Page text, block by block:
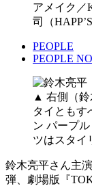
アメイク／
司（
PEOPLE
PEOPLE
▲ 右側（鈴
タイともす
ン パープ
ツはスタイ
鈴木亮平さん主
弾、劇場版『